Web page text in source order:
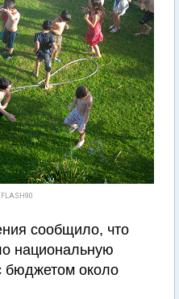
сообщило, что
национальную
бюджетом около